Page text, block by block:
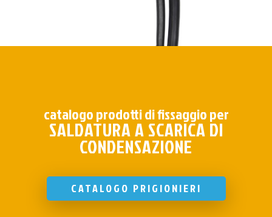
catalogo prodotti di fissaggio per
SALDATURA A SCARICA DI
CONDENSAZIONE
CATALOGO PRIGIONIERI